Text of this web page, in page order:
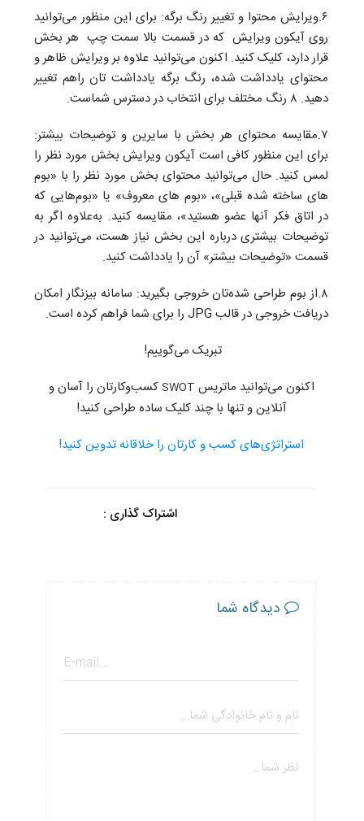
۶.ویرایش محتوا و تغییر رنگ برگه: برای این منظور می‌توانید
روی آیکون ویرایش که در قسمت بالا سمت چپ هر بخش
قرار دارد، کلیک کنید. اکنون می‌توانید علاوه بر ویرایش ظاهر و
محتوای یادداشت شده، رنگ برگه یادداشت تان راهم تغییر
دهید. ۸ رنگ مختلف برای انتخاب در دسترس شماست.
۷.مقایسه محتوای هر بخش با سایرین و توضیحات بیشتر:
برای این منظور کافی است آیکون ویرایش بخش مورد نظر را
لمس کنید. حال می‌توانید محتوای بخش مورد نظر را با «بوم
های ساخته شده قبلی»، «بوم های معروف» یا «بوم‌هایی که
در اتاق فکر آنها عضو هستید»، مقایسه کنید. ‌به‌علاوه اگر به
توضیحات بیشتری درباره این بخش نیاز هست، می‌توانید در
قسمت «‌توضیحات بیشتر» آن را یادداشت کنید.
۸.از بوم طراحی شده‌تان خروجی بگیرید: سامانه بیزنگار امکان
دریافت خروجی در قالب JPG را برای شما فراهم کرده است.
تبریک می‌گوییم!
اکنون می‌توانید ماتریس SWOTکسب‌و‌کارتان را آسان و
آنلاین و تنها با چند کلیک ساده طراحی کنید!
استراتژی‌های کسب و کارتان را خلاقانه تدوین کنید!
اشتراک گذاری :
دیدگاه شما